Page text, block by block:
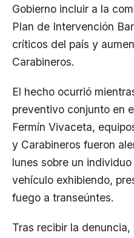
Gobierno incluir a la
Plan de Intervención
críticos del país y
Carabineros.
El hecho ocurrió
preventivo conjunto en
Fermín Vivaceta,
y Carabineros fueron
lunes sobre un
vehículo exhibiendo,
fuego a transeúntes.
Tras recibir la